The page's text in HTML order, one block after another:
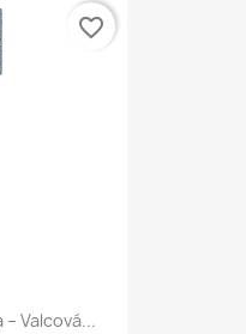
Valcová...
favorite_border